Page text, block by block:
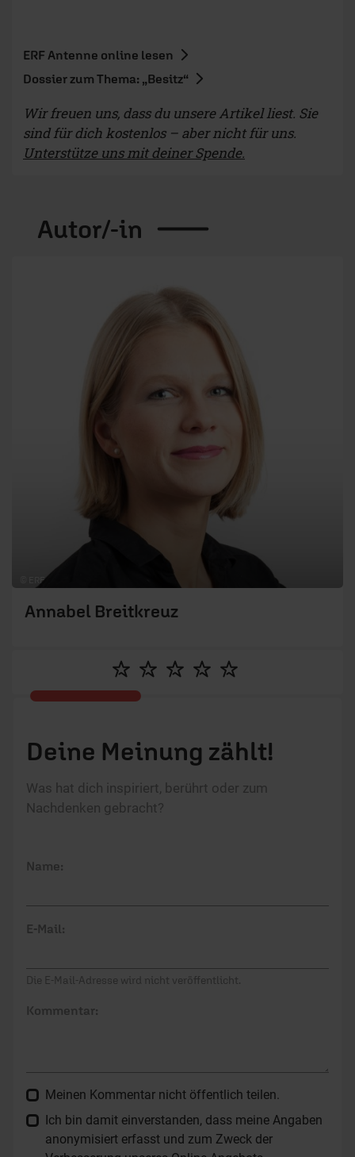
ERF Antenne online lesen
Dossier zum Thema: „Besitz“
Wir freuen uns, dass du unsere Artikel liest. Sie
sind für dich kostenlos – aber nicht für uns.
Unterstütze uns mit deiner Spende.
Autor/-in
© ERF
Annabel Breitkreuz
Deine Meinung zählt!
Was hat dich inspiriert, berührt oder zum
Nachdenken gebracht?
Name:
E-Mail:
Die E-Mail-Adresse wird nicht veröffentlicht.
Kommentar:
Meinen Kommentar nicht öffentlich teilen.
Ich bin damit einverstanden, dass meine Angaben
anonymisiert erfasst und zum Zweck der